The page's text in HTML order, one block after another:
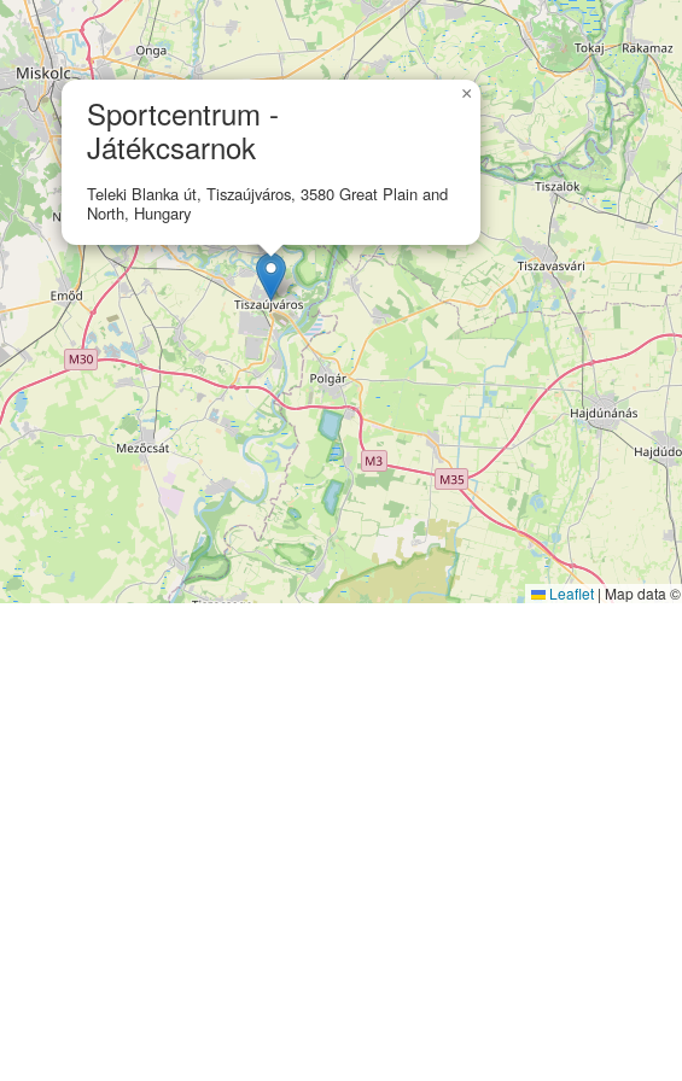
Sportcentrum -
Játékcsarnok
Teleki Blanka út, Tiszaújváros, 3580 Great Plain and
North, Hungary
×
Leaflet |Map data ©